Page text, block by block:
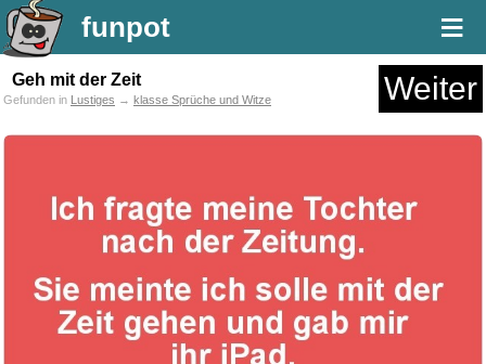
funpot ≡
Geh mit der Zeit Weiter
Gefunden in Lustiges → klasse Sprüche und Witze